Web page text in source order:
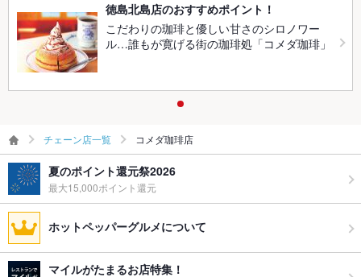
徳島北島店のおすすめポイント！
こだわりの珈琲と優しい甘さのシロノワー
ル…誰もが寛げる街の珈琲処「コメダ珈琲」
チェーン店一覧 コメダ珈琲店
夏のポイント還元祭2026
最大15,000ポイント還元
ホットペッパーグルメについて
マイルがたまるお店特集！